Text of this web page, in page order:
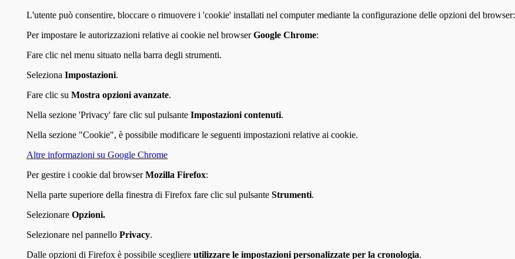
L'utente può consentire, bloccare o rimuovere i 'cookie' installati nel computer mediante la configurazione delle opzioni del browser:
Per impostare le autorizzazioni relative ai cookie nel browserGoogle Chrome:
Fare clic nel menu situato nella barra degli strumenti.
Seleziona Impostazioni.
Fare clic su Mostra opzioni avanzate.
Nella sezione 'Privacy' fare clic sul pulsante Impostazioni contenuti.
Nella sezione "Cookie", è possibile modificare le seguenti impostazioni relative ai cookie.
Altre informazioni su Google Chrome
Per gestire i cookie dal browserMozilla Firefox:
Nella parte superiore della finestra di Firefox fare clic sul pulsante Strumenti.
Selezionare Opzioni.
Selezionare nel pannello Privacy.
Dalle opzioni di Firefox è possibile scegliere utilizzare le impostazioni personalizzate per la cronologia.